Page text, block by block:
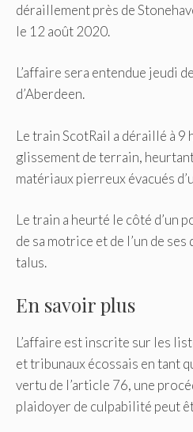
déraillement près de
le 12 août 2020.
L’affaire sera entendue jeudi
d’Aberdeen.
Le train ScotRail a déraillé à 9
glissement de terrain,
matériaux pierreux évacués
Le train a heurté le côté d’un
de sa motrice et de l’un de
talus.
En savoir plus
L’affaire est inscrite sur les
et tribunaux écossais en tant
vertu de l’article 76, une
plaidoyer de culpabilité peut